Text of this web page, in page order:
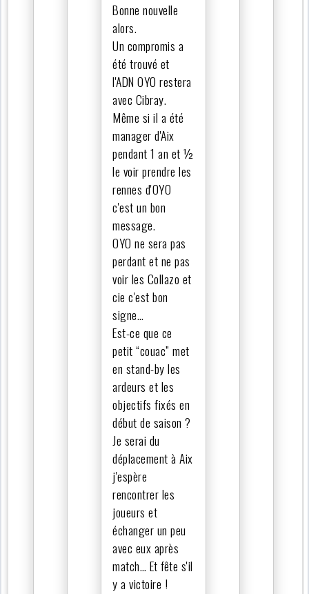
Bonne nouvelle
alors.
Un compromis a
été trouvé et
l'ADN OYO restera
avec Cibray.
Même si il a été
manager d'Aix
pendant 1 an et ½
le voir prendre les
rennes d'OYO
c'est un bon
message.
OYO ne sera pas
perdant et ne pas
voir les Collazo et
cie c'est bon
signe…
Est-ce que ce
petit “couac” met
en stand-by les
ardeurs et les
objectifs fixés en
début de saison ?
Je serai du
déplacement à Aix
j'espère
rencontrer les
joueurs et
échanger un peu
avec eux après
match… Et fête s'il
y a victoire !